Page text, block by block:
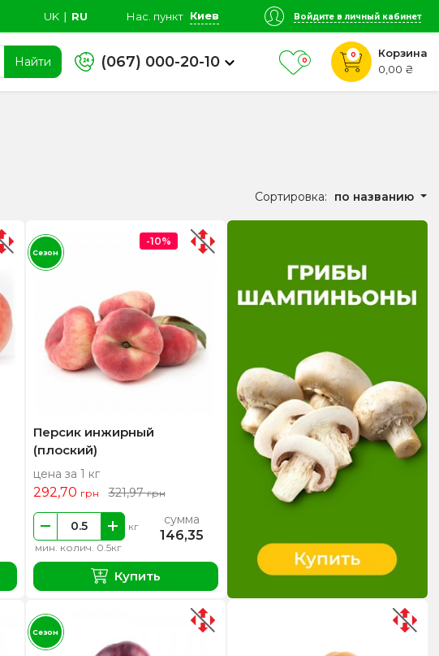
UK ∣ RU Нас. пункт Киев Войдите в личный кабинет
Найти (067) 000-20-10 0
0
Корзина
0,00 ₴
Сортировка: по названию
Персик инжирный
(плоский)
цена за 1 кг
292,70 грн 321,97грн
мин. колич. 0.5кг
кг сумма
146,35
Купить
-10%
Сезон
Сезон